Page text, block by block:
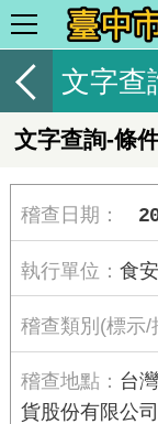
文字查
文字查詢-條
食
台
貨股份有限公司